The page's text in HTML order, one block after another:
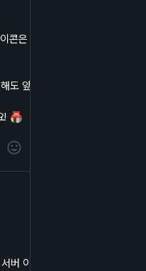
콘은 히누시프 (
앞으로 잘 부탁드립니다!
!
버 이전을 진행합니다.